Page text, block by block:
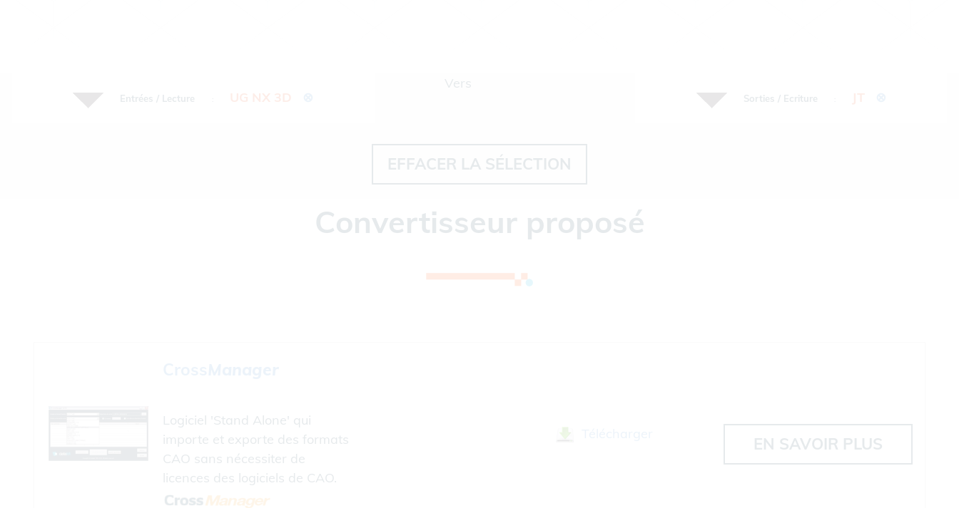
Entrées / Lecture
Vers
Sorties / Ecriture
EFFACER LA SÉLECTION
Convertisseur proposé
Logiciel 'Stand Alone' qui
importe et exporte des formats
CAO sans nécessiter de
licences des logiciels de CAO.
EN SAVOIR PLUS